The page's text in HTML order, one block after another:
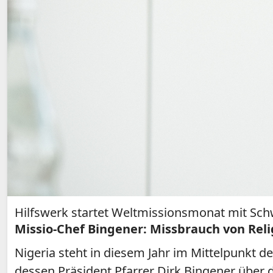
Hilfswerk startet Weltmissionsmonat mit
Missio-Chef Bingener: Missbrauch von
Nigeria steht in diesem Jahr im Mittelpunkt